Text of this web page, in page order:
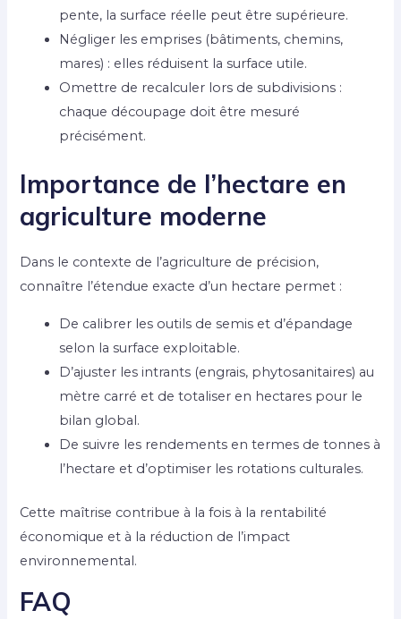
pente, la surface réelle peut être supérieure.
Négliger les emprises (bâtiments, chemins,
mares) : elles réduisent la surface utile.
Omettre de recalculer lors de subdivisions :
chaque découpage doit être mesuré
précisément.
Importance de l’hectare en
agriculture moderne
Dans le contexte de l’agriculture de précision,
connaître l’étendue exacte d’un hectare permet :
De calibrer les outils de semis et d’épandage
selon la surface exploitable.
D’ajuster les intrants (engrais, phytosanitaires) au
mètre carré et de totaliser en hectares pour le
bilan global.
De suivre les rendements en termes de tonnes à
l’hectare et d’optimiser les rotations culturales.
Cette maîtrise contribue à la fois à la rentabilité
économique et à la réduction de l’impact
environnemental.
FAQ